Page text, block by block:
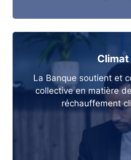
Climat
La Banque soutient et
collective en matière
réchauffement